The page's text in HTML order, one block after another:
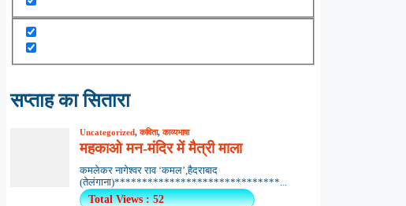
सप्ताह का सितारा
Uncategorized,कविता,काव्यभाषा
महकाओ मन-मंदिर में मैत्री माला
कमलेकर नागेश्वर राव ‘कमल’,हैदराबाद
(तेलंगाना)******************************...
Total Views : 52